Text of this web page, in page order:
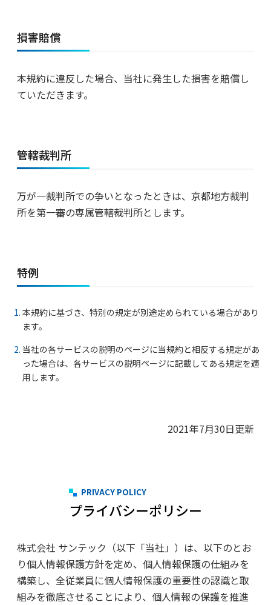
損害賠償
本規約に違反した場合、当社に発生した損害を賠償し
ていただきます。
管轄裁判所
万が一裁判所での争いとなったときは、京都地方裁判
所を第一審の専属管轄裁判所とします。
特例
本規約に基づき、特別の規定が別途定められている場合があり
ます。
当社の各サービスの説明のページに当規約と相反する規定があ
った場合は、各サービスの説明ページに記載してある規定を適
用します。
2021年7月30日更新
PRIVACY POLICY
プライバシーポリシー
株式会社 サンテック（以下「当社」）は、以下のとお
り個人情報保護方針を定め、個人情報保護の仕組みを
構築し、全従業員に個人情報保護の重要性の認識と取
組みを徹底させることにより、個人情報の保護を推進